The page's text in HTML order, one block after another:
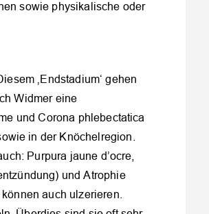
sowie physikalische oder
‚Endstadium‘ gehen
Widmer eine
und Corona phlebectatica
in der Knöchelregion.
Purpura jaune d’ocre,
und Atrophie
auch ulzerieren.